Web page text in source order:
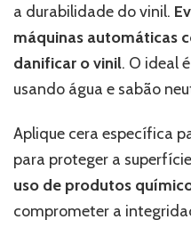
a durabilidade do vinil.
máquinas automáticas
danificar o vinil. O ideal
usando água e sabão
Aplique cera específica
para proteger a
uso de produtos
comprometer a